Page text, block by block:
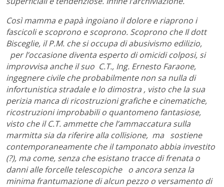
Così mamma e papà ingoiano il dolore e riaprono i
fascicoli e scoprono e scoprono. Scoprono che Il dott
Bisceglie, il P.M. che si occupa di abusivismo edilizio,
per l’occasione diventa esperto di omicidi colposi, si
improvvisa anche il suo C.T., Ing. Ernesto Faraone,
ingegnere civile che probabilmente non sa nulla di
infortunistica stradale e lo dimostra , visto che la sua
perizia manca di ricostruzioni grafiche e cinematiche,
ricostruzioni improbabili o quantomeno fantasiose,
visto che il C.T. ammette che l’ammaccatura sulla
marmitta sia da riferire alla collisione, ma sostiene
contemporaneamente che il tamponato abbia investito
(?), ma come, senza che esistano tracce di frenata o
danni alle forcelle telescopiche o ancora senza la
minima frantumazione di alcun pezzo o versamento di